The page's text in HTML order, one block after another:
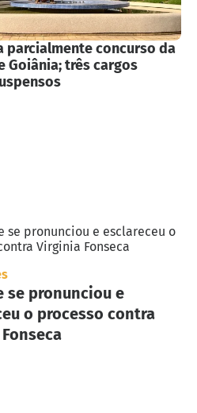
parcialmente concurso da
Goiânia; três cargos
se pronunciou e
o processo contra